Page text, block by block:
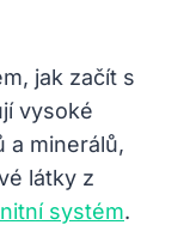
jak začít s
‍vysoké
a minerálů,
látky z
systém.